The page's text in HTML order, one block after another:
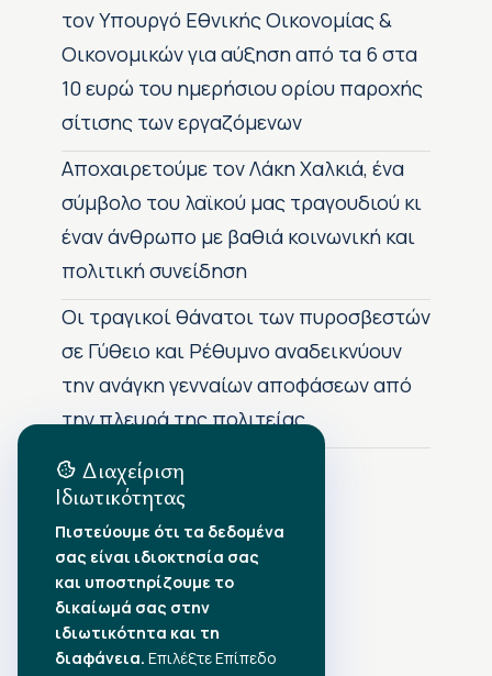
τον Υπουργό Εθνικής Οικονομίας &
Οικονομικών για αύξηση από τα 6 στα
10 ευρώ του ημερήσιου ορίου παροχής
σίτισης των εργαζόμενων
Αποχαιρετούμε τον Λάκη Χαλκιά, ένα
σύμβολο του λαϊκού μας τραγουδιού κι
έναν άνθρωπο με βαθιά κοινωνική και
πολιτική συνείδηση
Οι τραγικοί θάνατοι των πυροσβεστών
σε Γύθειο και Ρέθυμνο αναδεικνύουν
την ανάγκη γενναίων αποφάσεων από
την πλευρά της πολιτείας
Αρχείο Δημοσιεύσεων
•Αύγουστος 2026
•Ιούλιος 2026
•Ιούνιος 2026
•Μάιος 2026
•Απρίλιος 2026
Διαχείριση
Ιδιωτικότητας
Πιστεύουμε ότι τα δεδομένα
σας είναι ιδιοκτησία σας
και υποστηρίζουμε το
δικαίωμά σας στην
ιδιωτικότητα και τη
διαφάνεια. Επιλέξτε Επίπεδο